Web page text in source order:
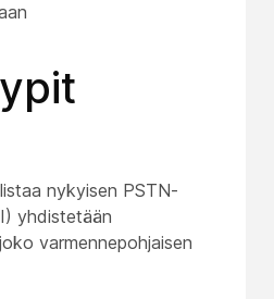
nykyisen PSTN-
yhdistetään
varmennepohjaisen